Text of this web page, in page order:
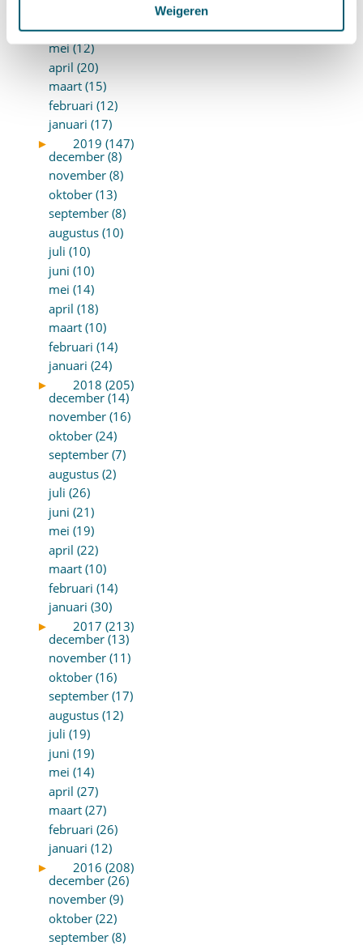
Weigeren
juni (14)
mei (12)
april (20)
maart (15)
februari (12)
januari (17)
►
2019 (147)
december (8)
november (8)
oktober (13)
september (8)
augustus (10)
juli (10)
juni (10)
mei (14)
april (18)
maart (10)
februari (14)
januari (24)
►
2018 (205)
december (14)
november (16)
oktober (24)
september (7)
augustus (2)
juli (26)
juni (21)
mei (19)
april (22)
maart (10)
februari (14)
januari (30)
►
2017 (213)
december (13)
november (11)
oktober (16)
september (17)
augustus (12)
juli (19)
juni (19)
mei (14)
april (27)
maart (27)
februari (26)
januari (12)
►
2016 (208)
december (26)
november (9)
oktober (22)
september (8)